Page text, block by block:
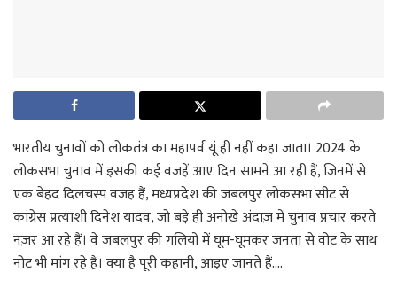
भारतीय चुनावों को लोकतंत्र का महापर्व यूं ही नहीं कहा जाता। 2024 के
लोकसभा चुनाव में इसकी कई वजहें आए दिन सामने आ रही हैं, जिनमें से
एक बेहद दिलचस्प वजह हैं, मध्यप्रदेश की जबलपुर लोकसभा सीट से
कांग्रेस प्रत्याशी दिनेश यादव, जो बड़े ही अनोखे अंदाज़ में चुनाव प्रचार करते
नज़र आ रहे हैं। वे जबलपुर की गलियों में घूम-घूमकर जनता से वोट के साथ
नोट भी मांग रहे हैं। क्या है पूरी कहानी, आइए जानते हैं….